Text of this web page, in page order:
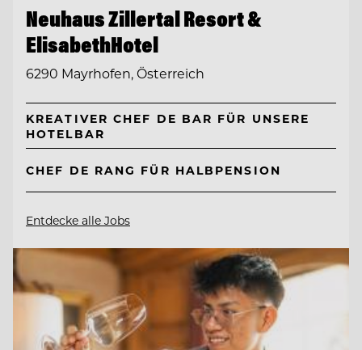
Neuhaus Zillertal Resort &
ElisabethHotel
6290 Mayrhofen, Österreich
KREATIVER CHEF DE BAR FÜR UNSERE
HOTELBAR
CHEF DE RANG FÜR HALBPENSION
Entdecke alle Jobs